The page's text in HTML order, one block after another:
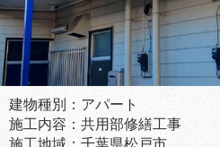
建物種別：アパート
施工内容：共用部修繕工事
施工地域：千葉県松戸市